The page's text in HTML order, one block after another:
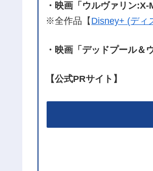
・映画「ウルヴァリン
※全作品【 Disney+ (ディ
・映画「デッドプール＆
【公式PRサイト】